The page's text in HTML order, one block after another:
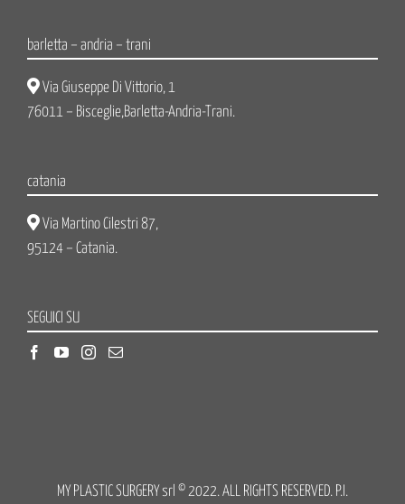
barletta – andria – trani
Via Giuseppe Di Vittorio, 1
76011 – Bisceglie,Barletta-Andria-Trani.
catania
Via Martino Cilestri 87,
95124 – Catania.
SEGUICI SU
MY PLASTIC SURGERY srl © 2022. ALL RIGHTS RESERVED. P.I.